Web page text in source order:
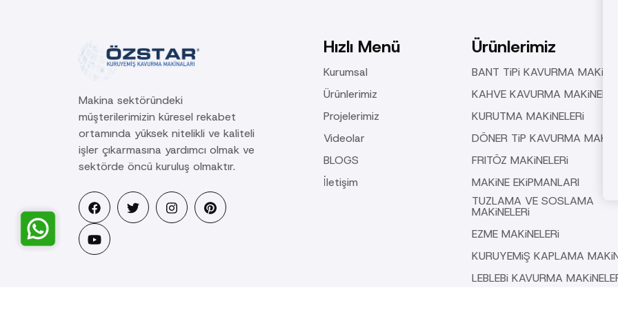
Makina sektöründeki
müşterilerimizin küresel rekabet
ortamında yüksek nitelikli ve kaliteli
işler çıkarmasına yardımcı olmak ve
sektörde öncü kuruluş olmaktır.
Hızlı Menü
Kurumsal
Ürünlerimiz
Projelerimiz
Videolar
BLOGS
İletişim
Ürünlerimiz
BANT TiPi KAVURMA
KAHVE KAVURMA MAKiNELERi
KURUTMA MAKiNELERi
DÖNER TiP KAVURMA
FRITÖZ MAKiNELERi
MAKiNE EKiPMANLARI
TUZLAMA VE SOSLAMA
MAKiNELERi
EZME MAKiNELERi
KURUYEMiŞ KAPLAMA
LEBLEBi KAVURMA